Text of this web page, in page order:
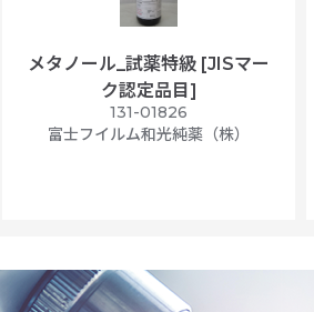
メタノール_試薬特級 [JISマー
ク認定品目]
131-01826
富士フイルム和光純薬（株）